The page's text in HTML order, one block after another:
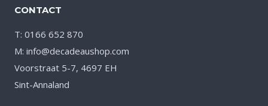
CONTACT
T: 0166 652 870
M: info@decadeaushop.com
Voorstraat 5-7, 4697 EH
Sint-Annaland